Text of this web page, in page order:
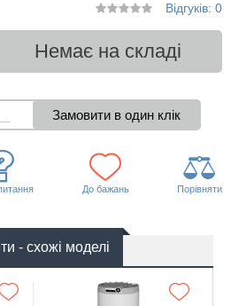
Відгуків: 0
Немає на складі
До бажань Порівняти
- схожі моделі